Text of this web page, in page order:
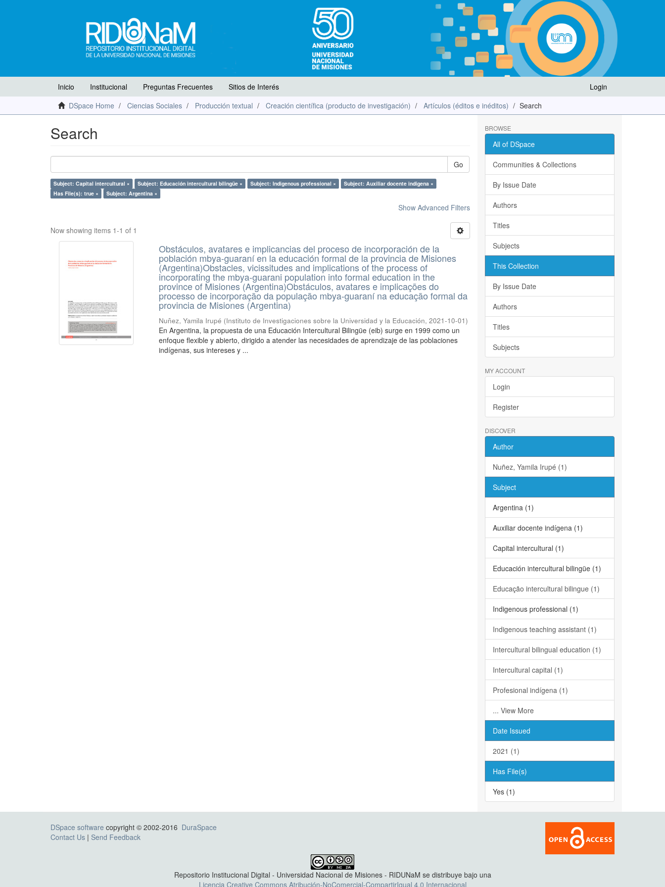
Login
Inicio Institucional Preguntas Frecuentes
Sitios de Interés
DSpace Home
Ciencias Sociales Producción textual Creación científica (producto de investigación) Artículos (éditos e inéditos) Search
Search
Go
Subject: Capital intercultural × Subject: Educación intercultural bilingüe × Subject: Indigenous professional ×
Subject: Auxiliar docente indígena ×
Has File(s): true ×
Subject: Argentina ×
Show Advanced Filters
Now showing items 1-1 of 1
Obstáculos, avatares e implicancias del proceso de incorporación de la
población mbya-guaraní en la educación formal de la provincia de Misiones
(Argentina)Obstacles, vicissitudes and implications of the process of
incorporating the mbya-guarani population into formal education in the
province of Misiones (Argentina)Obstáculos, avatares e implicações do
processo de incorporação da população mbya-guaraní na educação formal da
provincia de Misiones (Argentina)
Nuñez, Yamila Irupé (Instituto de Investigaciones sobre la Universidad y la Educación,2021-10-01)
En Argentina, la propuesta de una Educación Intercultural Bilingüe (eib) surge en 1999 como un
enfoque flexible y abierto, dirigido a atender las necesidades de aprendizaje de las poblaciones
indígenas, sus intereses y ...
BROWSE
All of DSpace
Communities & Collections
By Issue Date
Authors
Titles
Subjects
This Collection
By Issue Date
Authors
Titles
Subjects
MY ACCOUNT
Login
Register
DISCOVER
Author
Nuñez, Yamila Irupé (1)
Subject
Argentina (1)
Auxiliar docente indígena (1)
Capital intercultural (1)
Educación intercultural bilingüe (1)
Educação intercultural bilingue (1)
Indigenous professional (1)
Indigenous teaching assistant (1)
Intercultural bilingual education (1)
Intercultural capital (1)
Profesional indígena (1)
... View More
Date Issued
2021 (1)
Has File(s)
Yes (1)
DSpace software copyright © 2002-2016 DuraSpace
Contact Us | Send Feedback
Repositorio Institucional Digital - Universidad Nacional de Misiones - RIDUNaM se distribuye bajo una
Licencia Creative Commons Atribución-NoComercial-CompartirIgual 4.0 Internacional